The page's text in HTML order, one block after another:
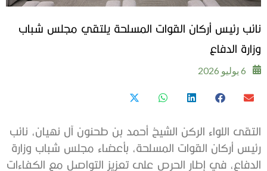
نائب رئيس أركان القوات المسلحة يلتقي مجلس شباب
وزارة الدفاع
6 يوليو 2026
التقى اللواء الركن الشيخ أحمد بن طحنون آل نهيان، نائب
رئيس أركان القوات المسلحة، بأعضاء مجلس شباب وزارة
الدفاع، في إطار الحرص على تعزيز التواصل مع الكفاءات